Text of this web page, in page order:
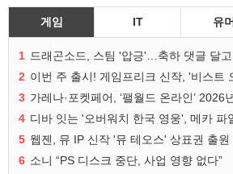
게임 IT 유머
1 드래곤소드, 스팀 '압긍'…축하 댓글 달
2 이번 주 출시! 게임프리크 신작, '비스트
3 가레나·포켓페어, ‘팰월드 온라인’ 2026
4 디바 잇는 '오버워치 한국 영웅', 메카 파
5 웹젠, 뮤 IP 신작 '뮤 테오스' 상표권 출원
6 소니 “PS 디스크 중단, 사업 영향 없다”